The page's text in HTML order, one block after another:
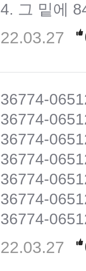
4. 그 밑에
22.03.27
36774-
36774-
36774-
36774-
36774-
36774-
36774-
22.03.27